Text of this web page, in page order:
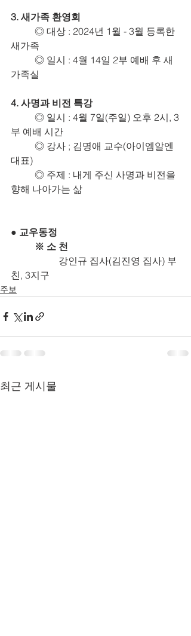
3. 새가족 환영회
새가족
가족실
4. 사명과 비전 특강
부 예배 시간
대표)
향해 나아가는 삶
● 교우동정
※ 소 천
친, 3지구
주보
최근 게시물